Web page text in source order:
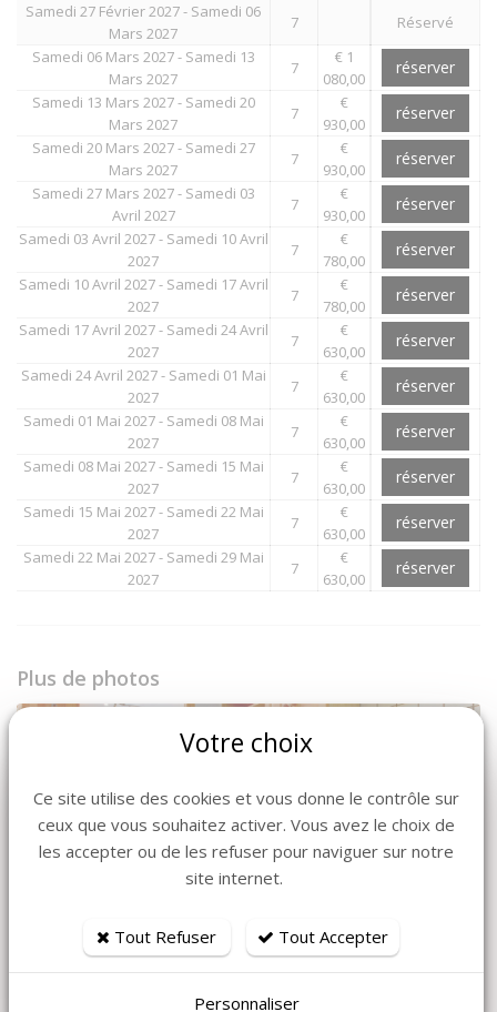
Samedi 27 Février 2027 - Samedi 06
Mars 2027
7
Réservé
Samedi 06 Mars 2027 - Samedi 13
Mars 2027
7
€ 1
080,00
réserver
Samedi 13 Mars 2027 - Samedi 20
Mars 2027
7
€
930,00
réserver
Samedi 20 Mars 2027 - Samedi 27
Mars 2027
7
€
930,00
réserver
Samedi 27 Mars 2027 - Samedi 03
Avril 2027
7
€
930,00
réserver
Samedi 03 Avril 2027 - Samedi 10 Avril
2027
7
€
780,00
réserver
Samedi 10 Avril 2027 - Samedi 17 Avril
2027
7
€
780,00
réserver
Samedi 17 Avril 2027 - Samedi 24 Avril
2027
7
€
630,00
réserver
Samedi 24 Avril 2027 - Samedi 01 Mai
2027
7
€
630,00
réserver
Samedi 01 Mai 2027 - Samedi 08 Mai
2027
7
€
630,00
réserver
Samedi 08 Mai 2027 - Samedi 15 Mai
2027
7
€
630,00
réserver
Samedi 15 Mai 2027 - Samedi 22 Mai
2027
7
€
630,00
réserver
Samedi 22 Mai 2027 - Samedi 29 Mai
2027
7
€
630,00
réserver
Plus de photos
Votre choix
Ce site utilise des cookies et vous donne le contrôle sur
ceux que vous souhaitez activer. Vous avez le choix de
les accepter ou de les refuser pour naviguer sur notre
site internet.
Tout Refuser Tout Accepter
Personnaliser